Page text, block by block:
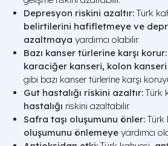
Depresyon riskini azaltır: Türk
belirtilerini hafifletmeye ve
azaltmaya yardımcı olabilir.
Bazı kanser türlerine karşı korur:
karaciğer kanseri, kolon
gibi bazı kanser türlerine karşı
Gut hastalığı riskini azaltır: Türk
hastalığı riskini azaltabilir.
Safra taşı oluşumunu önler: Türk
oluşumunu önlemeye yardımcı